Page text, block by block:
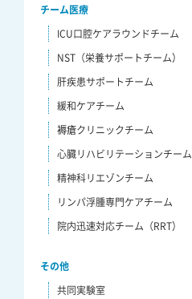
チーム医療
ICU口腔ケアラウンドチーム
NST（栄養サポートチーム）
肝疾患サポートチーム
緩和ケアチーム
褥瘡クリニックチーム
心臓リハビリテーションチーム
精神科リエゾンチーム
リンパ浮腫専門ケアチーム
院内迅速対応チーム（RRT）
その他
共同実験室